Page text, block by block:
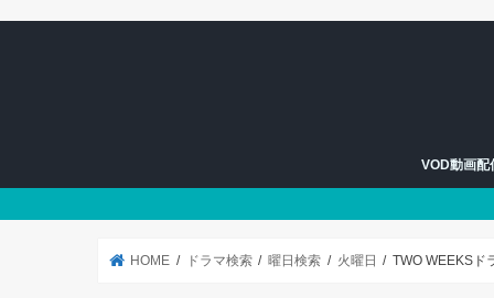
VOD動画配
HOME ドラマ検索 曜日検索 火曜日 TWO WEEKSド